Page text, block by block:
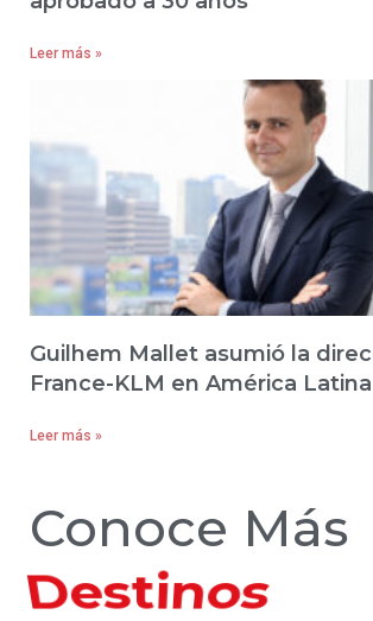
Leer más »
Guilhem Mallet asumió la
France-KLM en América Latina
Leer más »
Conoce Más
Hoteles